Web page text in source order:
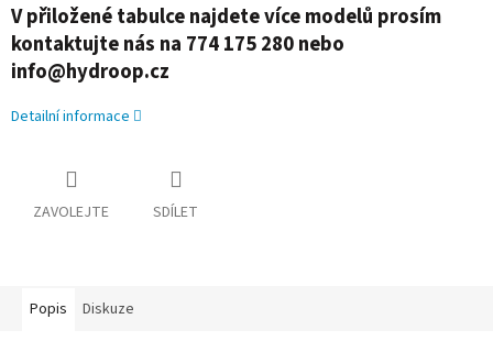
V přiložené tabulce najdete více modelů prosím
kontaktujte nás na 774 175 280 nebo
info@hydroop.cz
Detailní informace
ZAVOLEJTE SDÍLET
Popis Diskuze